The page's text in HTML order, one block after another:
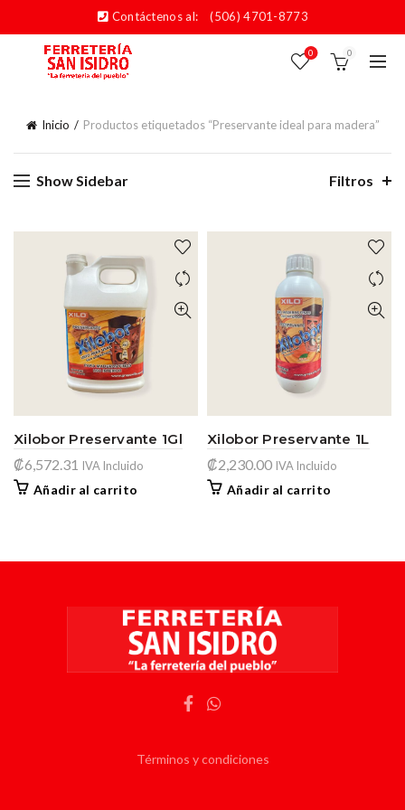
Contáctenos al: (506) 4701-8773
0 0
Inicio Productos etiquetados “Preservante ideal para madera”
Show Sidebar Filtros
Xilobor Preservante 1Gl
₡6,572.31 IVA Incluido
Añadir al carrito
Xilobor Preservante 1L
₡2,230.00 IVA Incluido
Añadir al carrito
Términos y condiciones